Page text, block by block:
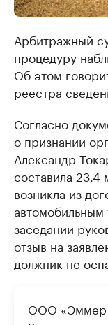
Арбитражный
процедуру
Об этом
реестра
Согласно
о признании
Александр
составила 23,4
возникла из
заседании
отзыв на
должник не
ООО «Эммер